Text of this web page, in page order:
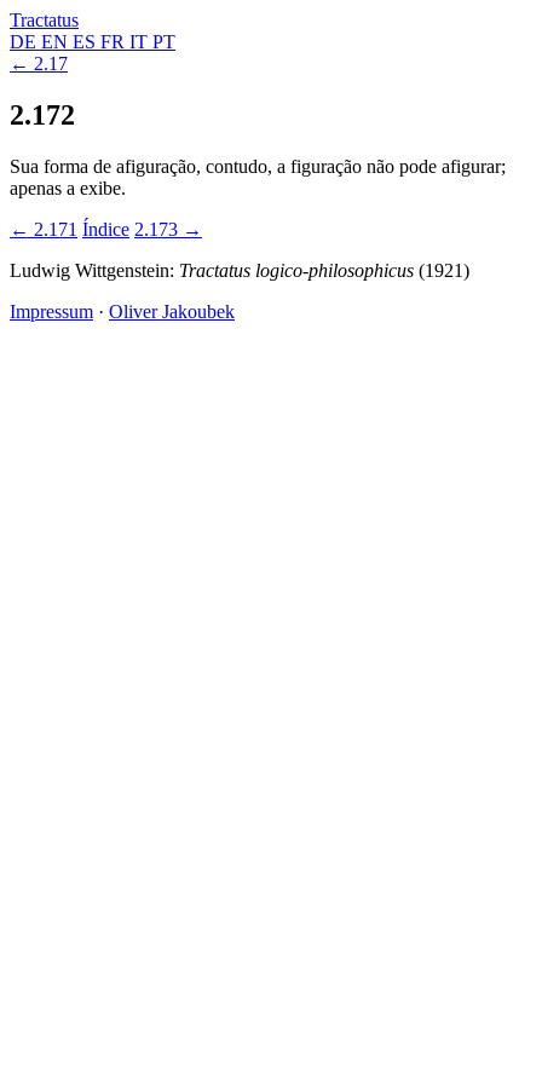
Tractatus
DE EN ES FR IT PT
← 2.17
2.172
Sua forma de afiguração, contudo, a figuração não pode afigurar;
apenas a exibe.
← 2.171 Índice 2.173 →
Ludwig Wittgenstein: Tractatus logico-philosophicus (1921)
Impressum · Oliver Jakoubek